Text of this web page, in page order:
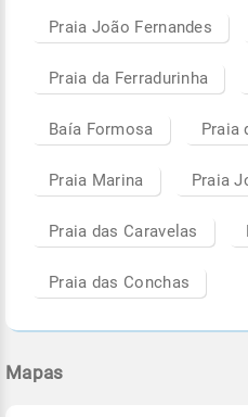
Praia João Fernandes
Praia da Ferradurinha
Baía Formosa Praia
Praia Marina Praia
Praia das Caravelas
Praia das Conchas
Mapas